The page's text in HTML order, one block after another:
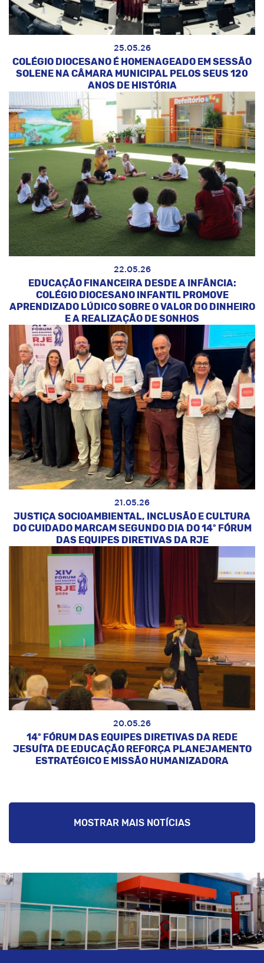
25.05.26
COLÉGIO DIOCESANO É HOMENAGEADO EM SESSÃO
SOLENE NA CÂMARA MUNICIPAL PELOS SEUS 120
ANOS DE HISTÓRIA
22.05.26
EDUCAÇÃO FINANCEIRA DESDE A INFÂNCIA:
COLÉGIO DIOCESANO INFANTIL PROMOVE
APRENDIZADO LÚDICO SOBRE O VALOR DO DINHEIRO
E A REALIZAÇÃO DE SONHOS
21.05.26
JUSTIÇA SOCIOAMBIENTAL, INCLUSÃO E CULTURA
DO CUIDADO MARCAM SEGUNDO DIA DO 14º FÓRUM
DAS EQUIPES DIRETIVAS DA RJE
20.05.26
14º FÓRUM DAS EQUIPES DIRETIVAS DA REDE
JESUÍTA DE EDUCAÇÃO REFORÇA PLANEJAMENTO
ESTRATÉGICO E MISSÃO HUMANIZADORA
MOSTRAR MAIS NOTÍCIAS